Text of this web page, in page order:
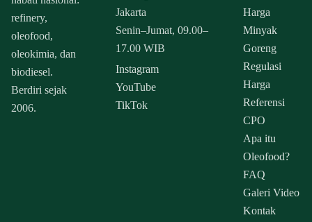
refinery,
oleofood,
oleokimia, dan
biodiesel.
Berdiri sejak
2006.
Jakarta
Senin–Jumat, 09.00–
17.00 WIB
Instagram
YouTube
TikTok
Harga
Minyak
Goreng
Regulasi
Harga
Referensi
CPO
Apa itu
Oleofood?
FAQ
Galeri Video
Kontak